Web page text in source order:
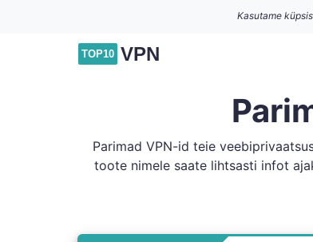
Kasutame
TOP10 VPN
Parimad VPN-id teie
toote nimele saate lihtsasti infot